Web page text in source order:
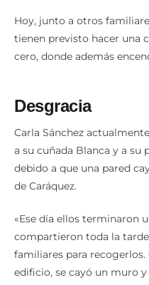
Hoy, junto a otros
tienen previsto hacer una
cero, donde además
Desgracia
Carla Sánchez
a su cuñada Blanca y a
debido a que una pared
de Caráquez.
«Ese día ellos terminaron
compartieron toda la
familiares para recogerlos.
edificio, se cayó un muro